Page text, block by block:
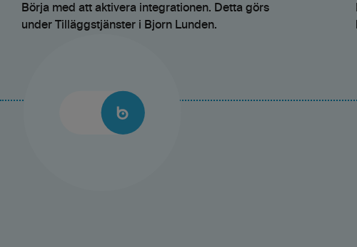
Börja med att aktivera integrationen. Detta görs
under Tilläggstjänster i Bjorn Lunden.